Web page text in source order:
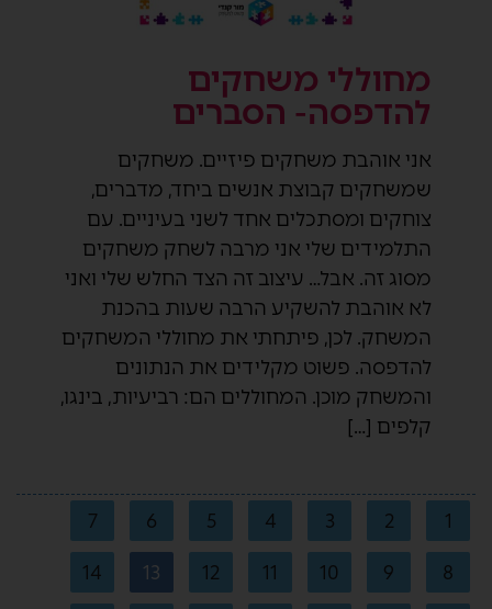
מחוללי משחקים
להדפסה- הסברים
אני אוהבת משחקים פיזיים. משחקים
שמשחקים קבוצת אנשים ביחד, מדברים,
צוחקים ומסתכלים אחד לשני בעיניים. עם
התלמידים שלי אני מרבה לשחק משחקים
מסוג זה. אבל… עיצוב זה הצד החלש שלי ואני
לא אוהבת להשקיע הרבה שעות בהכנת
המשחק. לכן, פיתחתי את מחוללי המשחקים
להדפסה. פשוט מקלידים את הנתונים
והמשחק מוכן. המחוללים הם: רביעיות, בינגו,
קלפים […]
1
2
3
4
5
6
7
8
9
10
11
12
13
14